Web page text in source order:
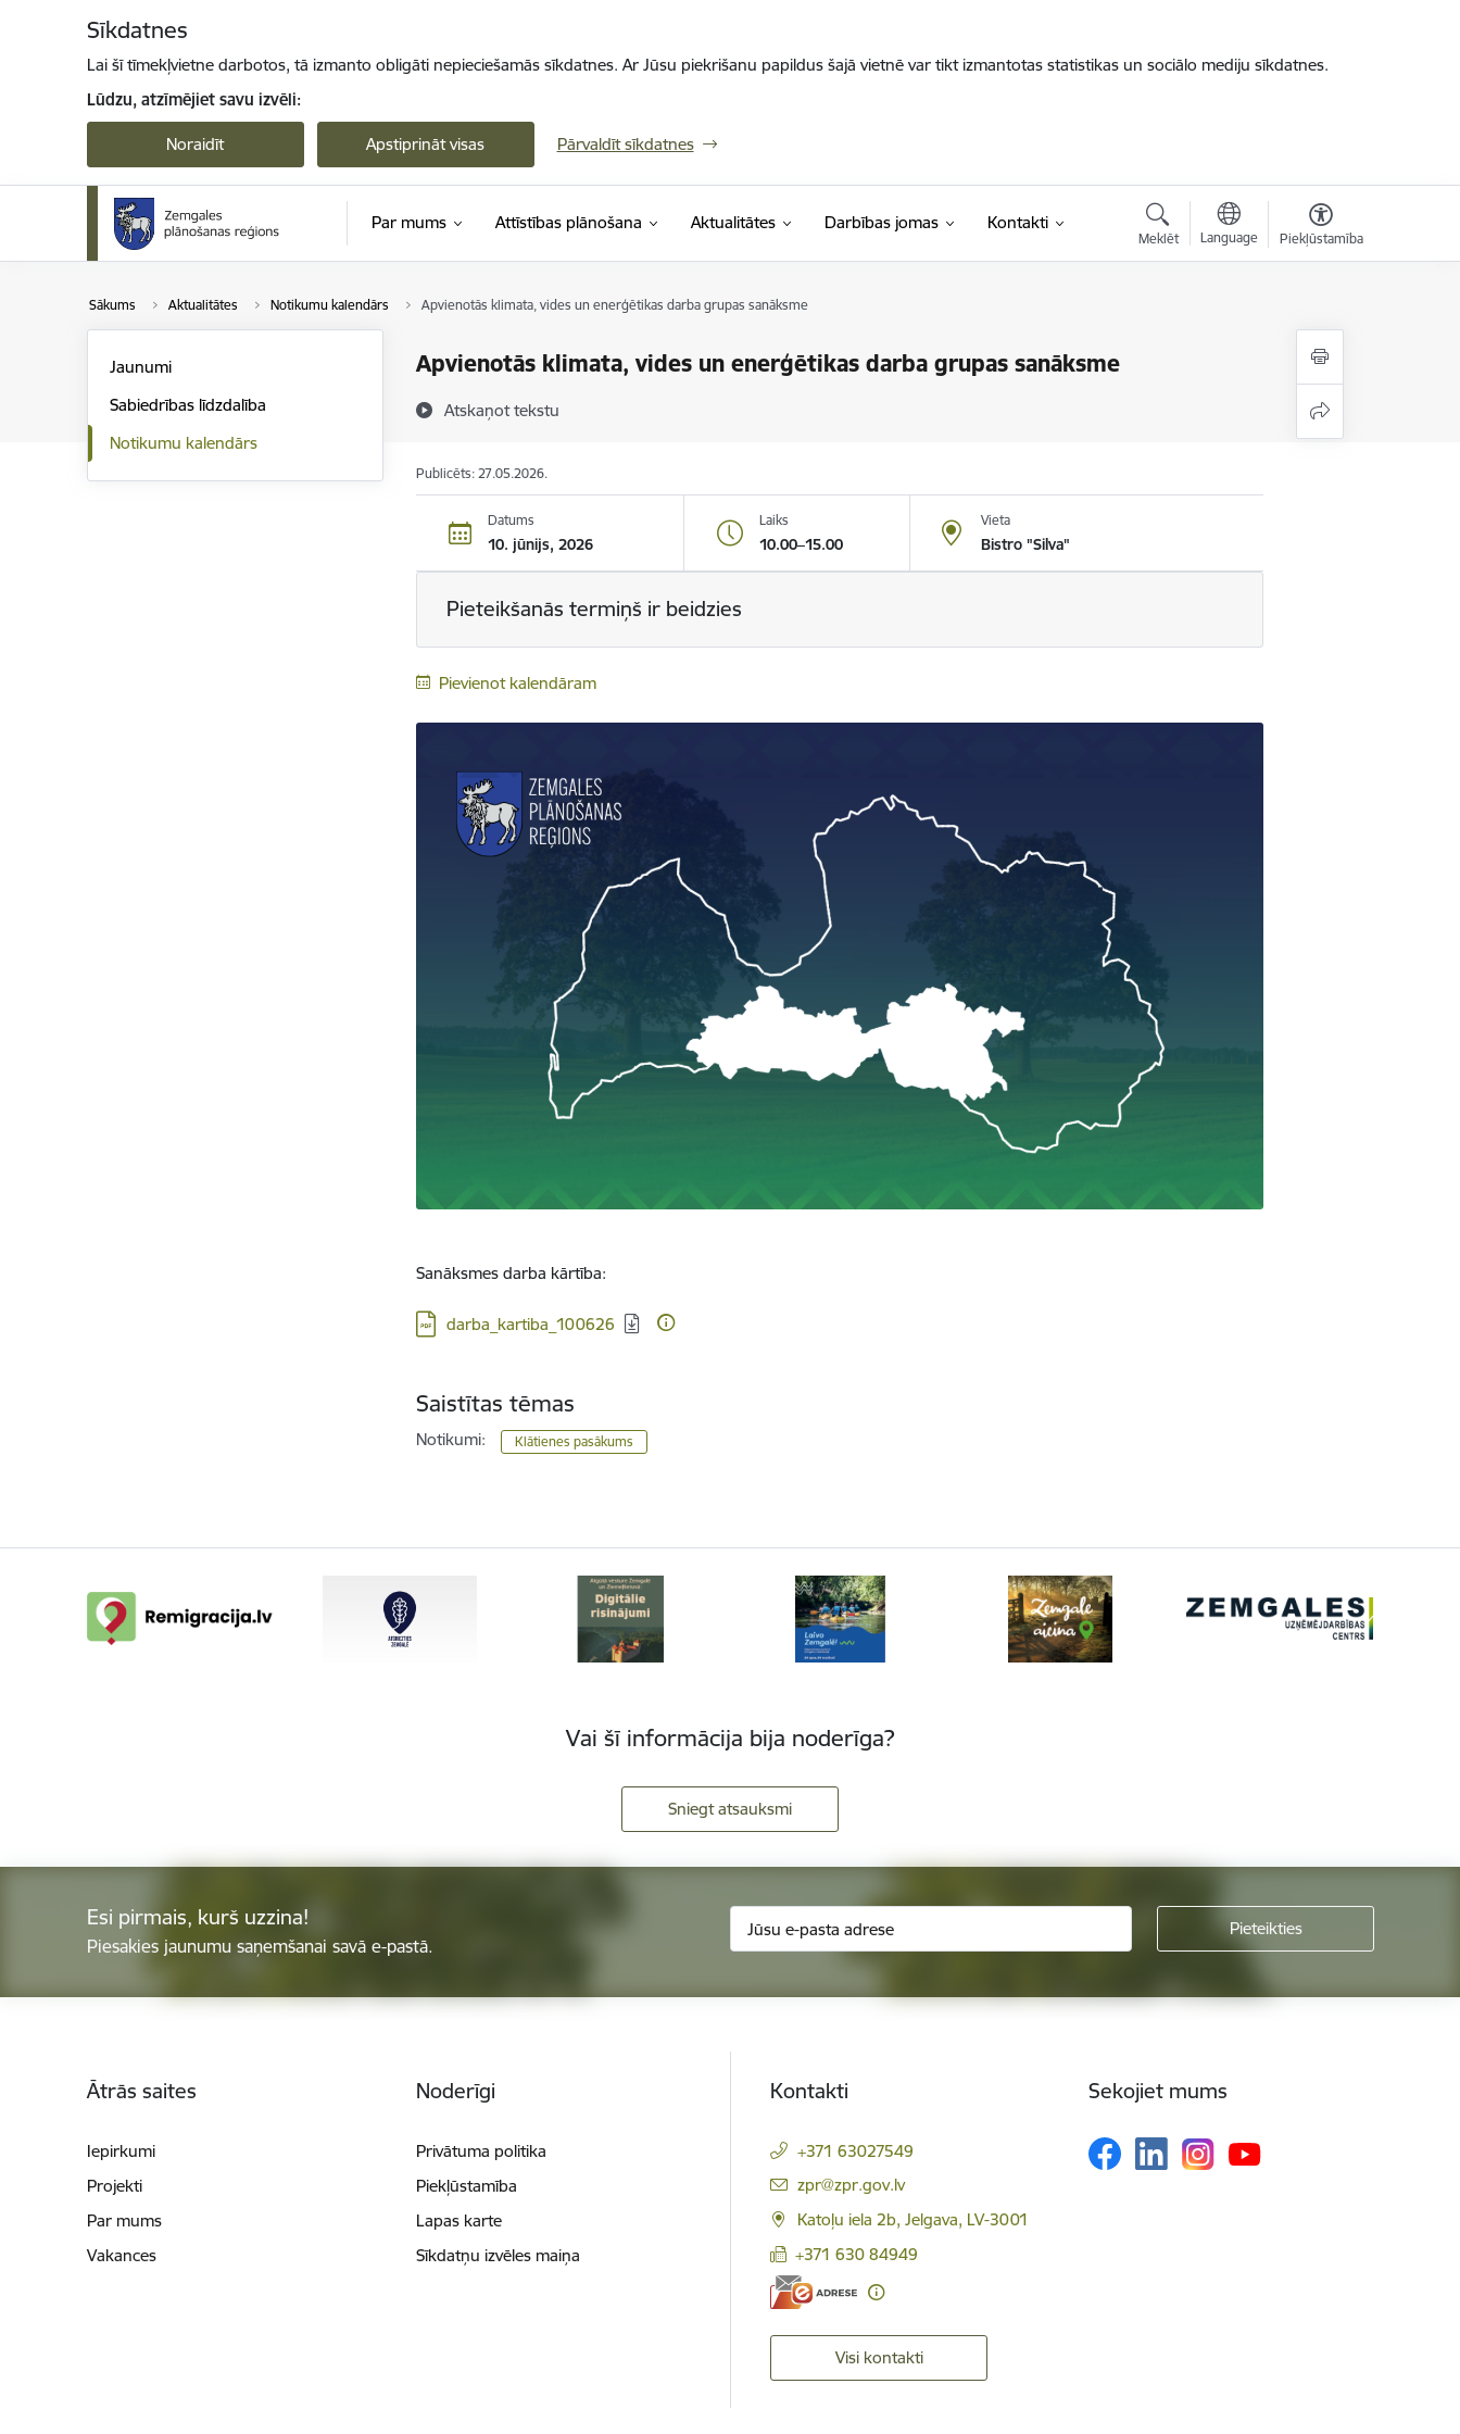
Sīkdatnes
Lai šī tīmekļvietne darbotos, tā izmanto obligāti nepieciešamās sīkdatnes. Ar Jūsu piekrišanu papildus šajā vietnē var tikt izmantotas statistikas un sociālo mediju sīkdatnes.
Lūdzu, atzīmējiet savu izvēli:
Noraidīt Apstiprināt visas Pārvaldīt sīkdatnes
Par mums Attīstības plānošana Aktualitātes Darbības jomas Kontakti
Meklēt Language Piekļūstamība
Sākums Aktualitātes Notikumu kalendārs Apvienotās klimata, vides un enerģētikas darba grupas sanāksme
Apvienotās klimata, vides un enerģētikas darba grupas sanāksme
Atskaņot tekstu
Jaunumi
Sabiedrības līdzdalība
Notikumu kalendārs
Publicēts: 27.05.2026.
Datums
10. jūnijs, 2026
Laiks
10.00–15.00
Vieta
Bistro "Silva"
Pieteikšanās termiņš ir beidzies
Pievienot kalendāram
Sanāksmes darba kārtība:
Lejupielādēt:
darba_kartiba_100626
Saistītas tēmas
Notikumi: Klātienes pasākums
Vai šī informācija bija noderīga?
Sniegt atsauksmi
Esi pirmais, kurš uzzina!
Piesakies jaunumu saņemšanai savā e-pastā.
Ātrās saites
Iepirkumi
Projekti
Par mums
Vakances
Noderīgi
Privātuma politika
Piekļūstamība
Lapas karte
Sīkdatņu izvēles maiņa
Kontakti
+371 63027549
E-pasts:
zpr@zpr.gov.lv
Katoļu iela 2b, Jelgava, LV-3001
+371 630 84949
Visi kontakti
Sekojiet mums